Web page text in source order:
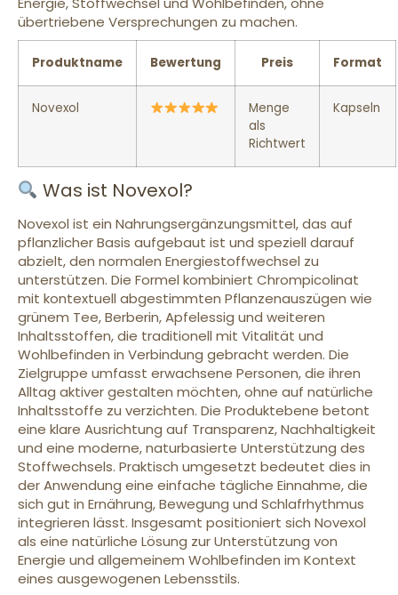
übertriebene Versprechungen zu machen.
Produktname Bewertung Preis Format
Novexol
Menge
als
Richtwert
Kapseln
Was ist Novexol?
Novexol ist ein Nahrungsergänzungsmittel, das auf
pflanzlicher Basis aufgebaut ist und speziell darauf
abzielt, den normalen Energiestoffwechsel zu
unterstützen. Die Formel kombiniert Chrompicolinat
mit kontextuell abgestimmten Pflanzenauszügen wie
grünem Tee, Berberin, Apfelessig und weiteren
Inhaltsstoffen, die traditionell mit Vitalität und
Wohlbefinden in Verbindung gebracht werden. Die
Zielgruppe umfasst erwachsene Personen, die ihren
Alltag aktiver gestalten möchten, ohne auf natürliche
Inhaltsstoffe zu verzichten. Die Produktebene betont
eine klare Ausrichtung auf Transparenz, Nachhaltigkeit
und eine moderne, naturbasierte Unterstützung des
Stoffwechsels. Praktisch umgesetzt bedeutet dies in
der Anwendung eine einfache tägliche Einnahme, die
sich gut in Ernährung, Bewegung und Schlafrhythmus
integrieren lässt. Insgesamt positioniert sich Novexol
als eine natürliche Lösung zur Unterstützung von
Energie und allgemeinem Wohlbefinden im Kontext
eines ausgewogenen Lebensstils.